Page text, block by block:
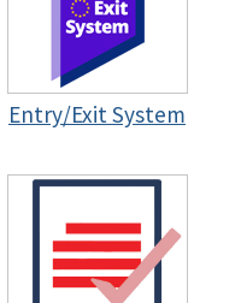
Entry/Exit System